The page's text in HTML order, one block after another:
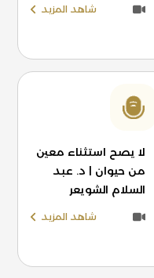
شاهد المزيد
لا يصح استثناء معين
من حيوان | د. عبد
السلام الشويعر
شاهد المزيد